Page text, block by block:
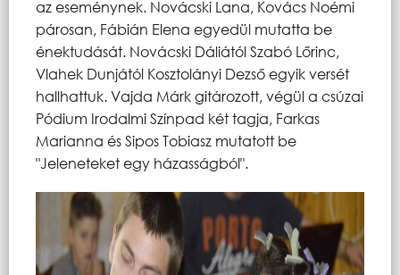
az eseménynek. Novácski Lana, Kovács Noémi
párosan, Fábián Elena egyedül mutatta be
énektudását. Novácski Dáliától Szabó Lőrinc,
Vlahek Dunjától Kosztolányi Dezső egyik versét
hallhattuk. Vajda Márk gitározott, végül a csúzai
Pódium Irodalmi Színpad két tagja, Farkas
Marianna és Sipos Tobiasz mutatott be
"Jeleneteket egy házasságból".